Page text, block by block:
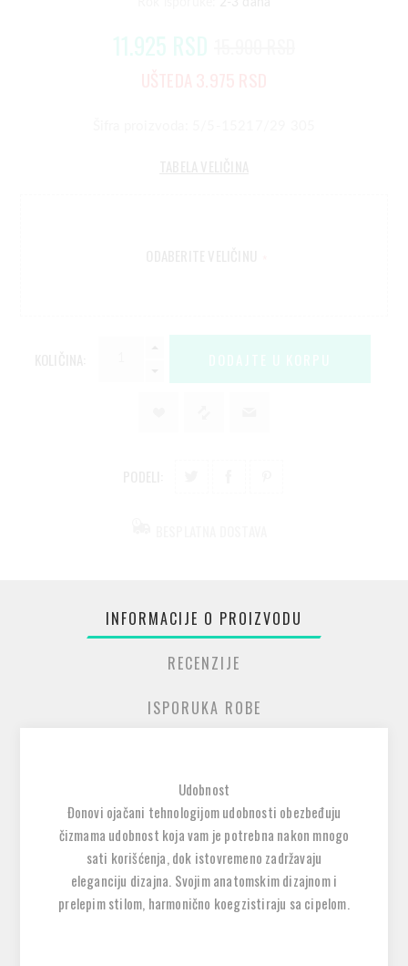
INFORMACIJE O PROIZVODU
RECENZIJE
ISPORUKA ROBE
Udobnost
Đonovi ojačani tehnologijom udobnosti obezbeđuju
čizmama udobnost koja vam je potrebna nakon mnogo
sati korišćenja, dok istovremeno zadržavaju
eleganciju dizajna. Svojim anatomskim dizajnom i
prelepim stilom, harmonično koegzistiraju sa cipelom.